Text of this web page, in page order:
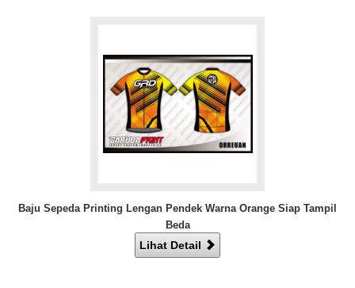
Baju Sepeda Printing Lengan Pendek Warna Orange Siap Tampil
Beda
Lihat Detail